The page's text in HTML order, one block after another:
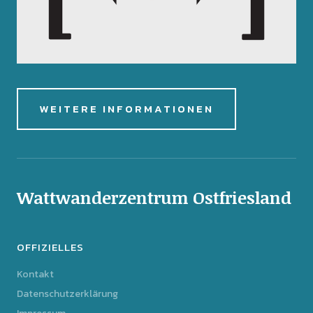
WEITERE INFORMATIONEN
Wattwanderzentrum Ostfriesland
OFFIZIELLES
Kontakt
Datenschutzerklärung